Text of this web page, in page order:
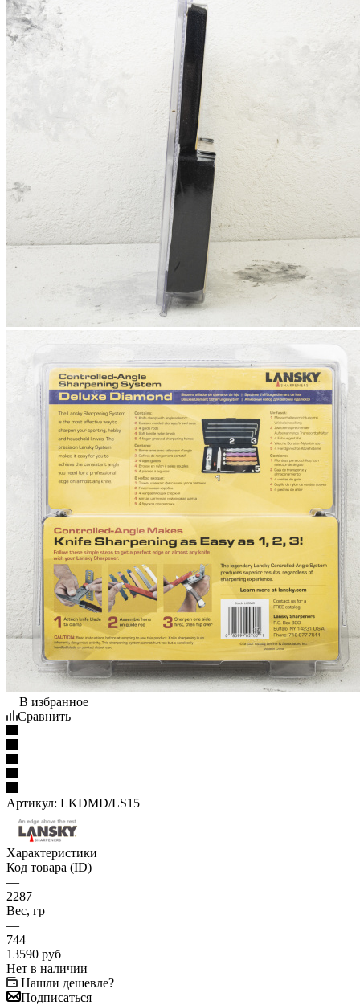
В избранное
Сравнить
Артикул: LKDMD/LS15
Характеристики
Код товара (ID)
—
2287
Вес, гр
—
744
13590 руб
Нет в наличии
Нашли дешевле?
Подписаться